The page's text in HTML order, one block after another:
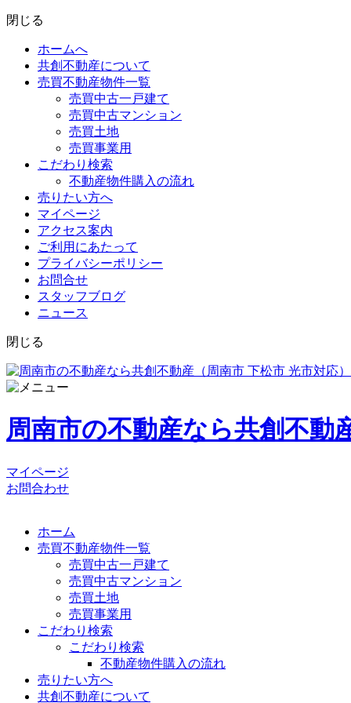
閉じる
ホームへ
共創不動産について
売買不動産物件一覧
売買中古一戸建て
売買中古マンション
売買土地
売買事業用
こだわり検索
不動産物件購入の流れ
売りたい方へ
マイページ
アクセス案内
ご利用にあたって
プライバシーポリシー
お問合せ
スタッフブログ
ニュース
閉じる
周南市の不動産なら共創不動
マイページ
お問合わせ
ホーム
売買不動産物件一覧
売買中古一戸建て
売買中古マンション
売買土地
売買事業用
こだわり検索
こだわり検索
不動産物件購入の流れ
売りたい方へ
共創不動産について